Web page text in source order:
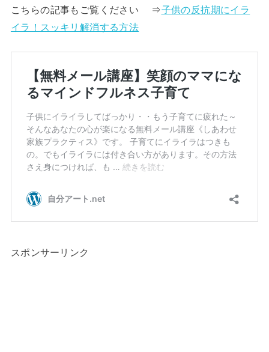
こちらの記事もご覧ください ⇒子供の反抗期にイラ
イラ！スッキリ解消する方法
スポンサーリンク